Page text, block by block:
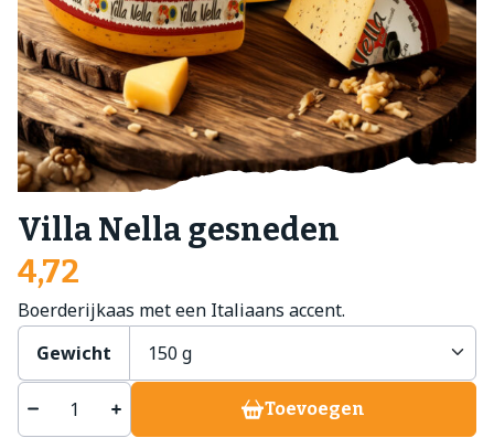
Villa Nella gesneden
4,72
Boerderijkaas met een Italiaans accent.
Gewicht
Toevoegen